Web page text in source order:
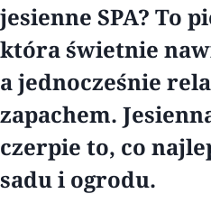
jesienne SPA? To
która świetnie
a jednocześnie
zapachem.
czerpie to, co
sadu i ogrodu.